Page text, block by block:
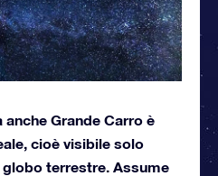
Grande Carro è
cioè visibile solo
terrestre. Assume